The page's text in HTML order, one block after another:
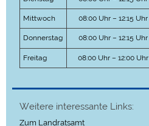
Mittwoch 08:00 Uhr – 12:15 Uhr
Donnerstag 08:00 Uhr – 12:15 Uhr
Freitag 08:00 Uhr – 12:00 Uhr
Weitere interessante Links:
Zum Landratsamt